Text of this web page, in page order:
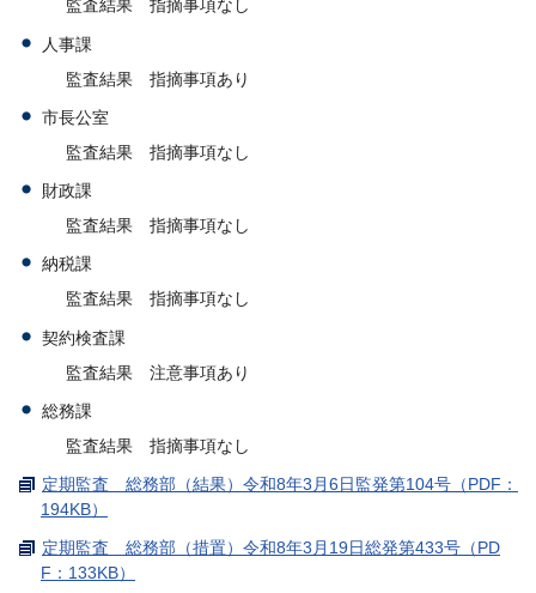
監査結果 指摘事項なし
人事課
監査結果 指摘事項あり
市長公室
監査結果 指摘事項なし
財政課
監査結果 指摘事項なし
納税課
監査結果 指摘事項なし
契約検査課
監査結果 注意事項あり
総務課
監査結果 指摘事項なし
定期監査 総務部（結果）令和8年3月6日監発第104号（PDF：
194KB）
定期監査 総務部（措置）令和8年3月19日総発第433号（PD
F：133KB）